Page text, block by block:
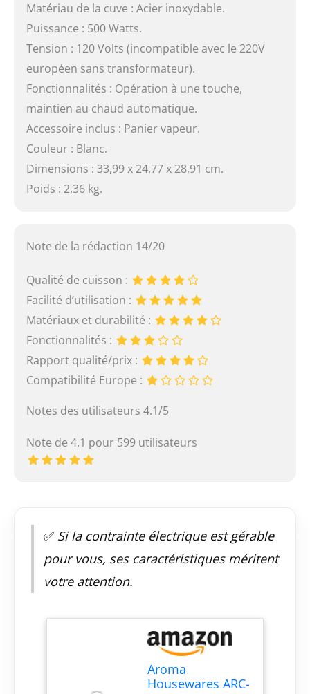
Matériau de la cuve : Acier inoxydable.
Puissance : 500 Watts.
Tension : 120 Volts (incompatible avec le 220V
européen sans transformateur).
Fonctionnalités : Opération à une touche,
maintien au chaud automatique.
Accessoire inclus : Panier vapeur.
Couleur : Blanc.
Dimensions : 33,99 x 24,77 x 28,91 cm.
Poids : 2,36 kg.
Note de la rédaction 14/20
Qualité de cuisson :
Facilité d’utilisation :
Matériaux et durabilité :
Fonctionnalités :
Rapport qualité/prix :
Compatibilité Europe :
Notes des utilisateurs 4.1/5
Note de 4.1 pour 599 utilisateurs
✅ Si la contrainte électrique est gérable
pour vous, ses caractéristiques méritent
votre attention.
Aroma
Housewares ARC-